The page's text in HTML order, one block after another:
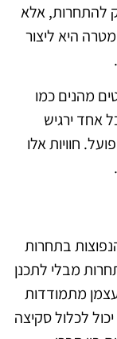
להתחרות, אלא
היא ליצור
מהנים כמו
אחד ירגיש
חוויות אלו
בתחרות
מבלי לתכנן
מתמודדות
לכלול סקיצה